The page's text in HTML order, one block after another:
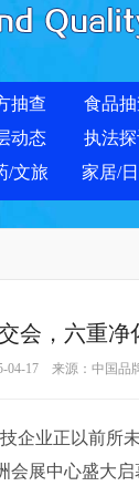
抽查 食品
动态 执法
/文旅 家居/
会，六重
04-17 来源： 中国品
业正以前所未
展中心盛大